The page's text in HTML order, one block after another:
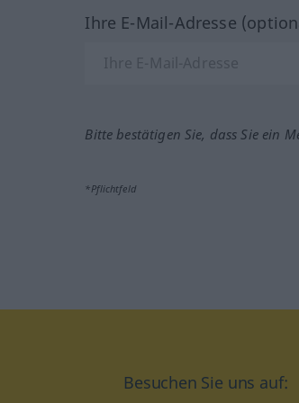
Ihre E-Mail-Adresse
Bitte bestätigen Sie, dass Sie ein
*Pflichtfeld
Besuchen Sie uns auf: